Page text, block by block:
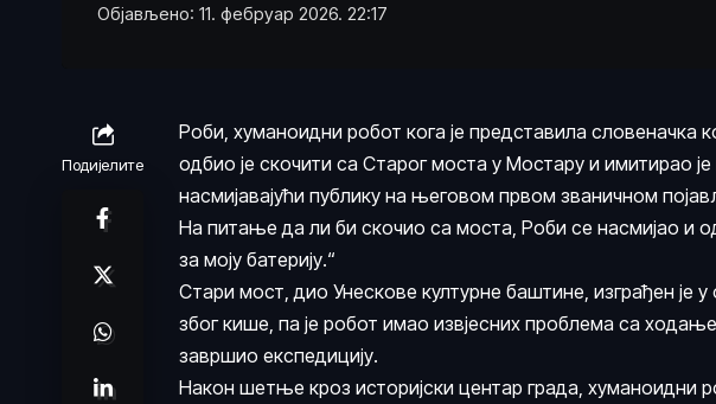
Објављено: 11. фебруар 2026. 22:17
Подијелите
Роби, хуманоидни робот кога је представила словеначка
одбио је скочити са Старог моста у Мостару и имитирао
насмијавајући публику на његовом првом званичном
На питање да ли би скочио са моста, Роби се насмијао и
за моју батерију.“
Стари мост, дио Унескове културне баштине, изграђен је у
због кише, па је робот имао извјесних проблема са
завршио експедицију.
Након шетње кроз историјски центар града, хуманоидни